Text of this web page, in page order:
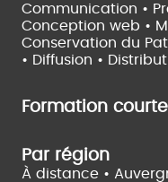
Communication •
Conception web •
Conservation du
• Diffusion •
Formation
Par région
À distance •